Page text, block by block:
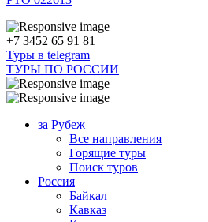
+7 3452 65 91 81
Туры в telegram
ТУРЫ ПО РОССИИ
за Рубеж
Все направления
Горящие туры
Поиск туров
Россия
Байкал
Кавказ